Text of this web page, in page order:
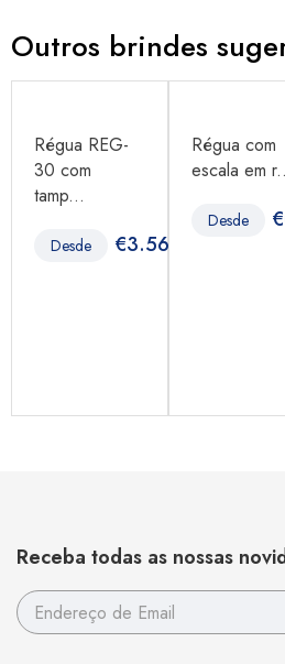
Outros brindes
Régua REG-
30 com
tamp...
Desde €3.56
Régua com
escala em
Desde €
Receba todas as nossas